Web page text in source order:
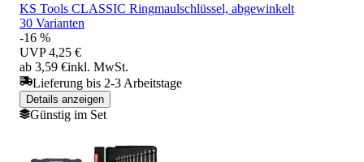
KS Tools CLASSIC Ringmaulschlüssel, abgewinkelt
30 Varianten
-16 %
UVP 4,25 €
ab 3,59 €inkl. MwSt.
Lieferung bis 2-3 Arbeitstage
Details anzeigen
Günstig im Set